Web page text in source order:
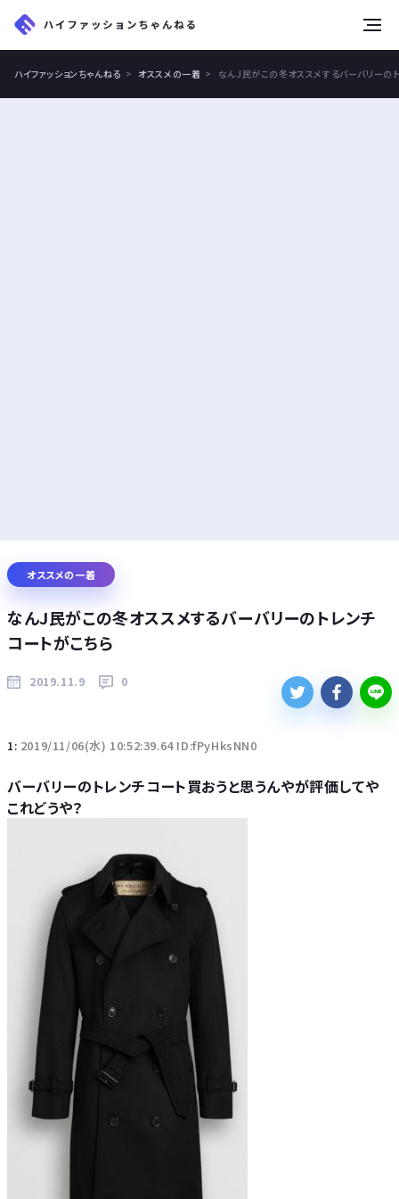
ハイファッションちゃんねる オススメの一着 なんJ民がこの冬オススメするバーバリーの
オススメの一着
なんJ民がこの冬オススメするバーバリーのトレンチ
コートがこちら
2019.11.9 0
1: 2019/11/06(水) 10:52:39.64 ID:fPyHksNN0
バーバリーのトレンチコート買おうと思うんやが評価してや
これどうや？